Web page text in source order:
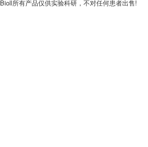
Bioll所有产品仅供实验科研，不对任何患者出售!